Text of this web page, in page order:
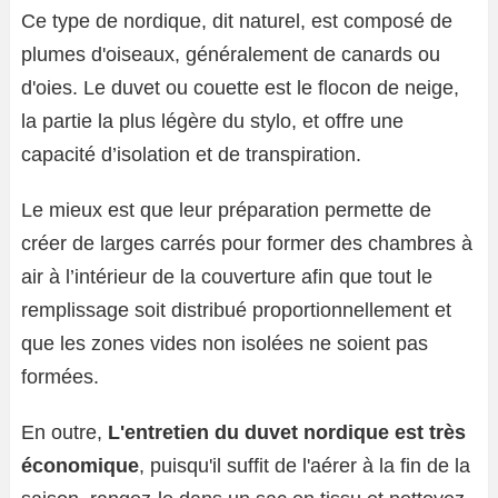
Ce type de nordique, dit naturel, est composé de
plumes d'oiseaux, généralement de canards ou
d'oies. Le duvet ou couette est le flocon de neige,
la partie la plus légère du stylo, et offre une
capacité d’isolation et de transpiration.
Le mieux est que leur préparation permette de
créer de larges carrés pour former des chambres à
air à l’intérieur de la couverture afin que tout le
remplissage soit distribué proportionnellement et
que les zones vides non isolées ne soient pas
formées.
En outre, L'entretien du duvet nordique est très
économique, puisqu'il suffit de l'aérer à la fin de la